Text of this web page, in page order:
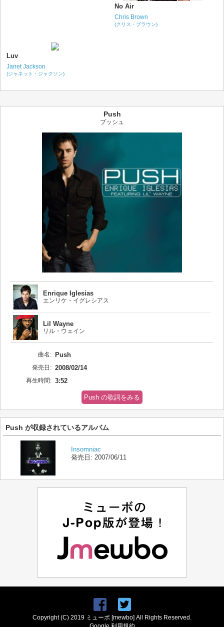
No Air
Chris Brown
(クリス・ブラウン)
Luv
Janet Jackson
(ジャネット・ジャクソン)
Push
プッシュ
Enrique Iglesias
エンリケ・イグレシアス
Lil Wayne
リル・ウェイン
曲名: Push
発売日: 2008/02/14
再生時間: 3:52
Push の歌詞をみる
Push が収録されているアルバム
Insomniac
発売日: 2007/06/11
Copyright (C) 2019 ミューボ [mewbo] All Rights Reserved.